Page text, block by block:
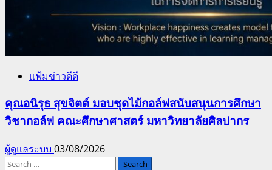
แฟ้มข่าวดีดี
คุณอนิรุธ สุขจิตต์ มอบชุดไม้กอล์ฟสนับสนุนการศึกษา
วิชากอล์ฟ คณะศึกษาศาสตร์ มหาวิทยาลัยศิลปากร
ผู้ดูแลระบบ 03/08/2026
Search